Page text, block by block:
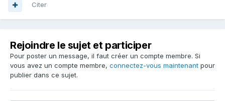
Citer
Rejoindre le sujet et participer
Pour poster un message, il faut créer un compte membre. Si
vous avez un compte membre, connectez-vous maintenant pour
publier dans ce sujet.